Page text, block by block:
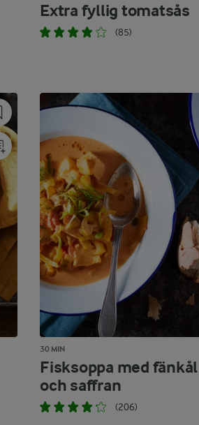
Extra fyllig tomatsås
(85)
30 MIN
Fisksoppa med fänkål
och saffran
(206)